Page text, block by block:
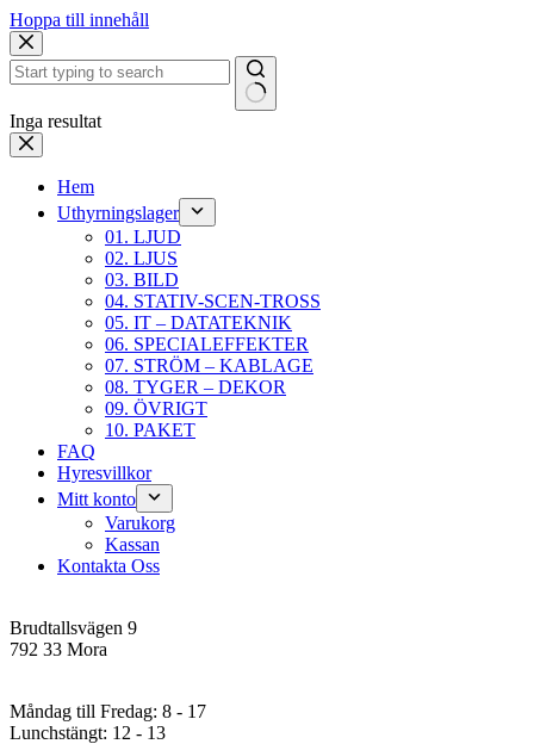
Hoppa till innehåll
Inga resultat
Hem
Uthyrningslager
01. LJUD
02. LJUS
03. BILD
04. STATIV-SCEN-TROSS
05. IT – DATATEKNIK
06. SPECIALEFFEKTER
07. STRÖM – KABLAGE
08. TYGER – DEKOR
09. ÖVRIGT
10. PAKET
FAQ
Hyresvillkor
Mitt konto
Varukorg
Kassan
Kontakta Oss
Brudtallsvägen 9
792 33 Mora
Måndag till Fredag: 8 - 17
Lunchstängt: 12 - 13